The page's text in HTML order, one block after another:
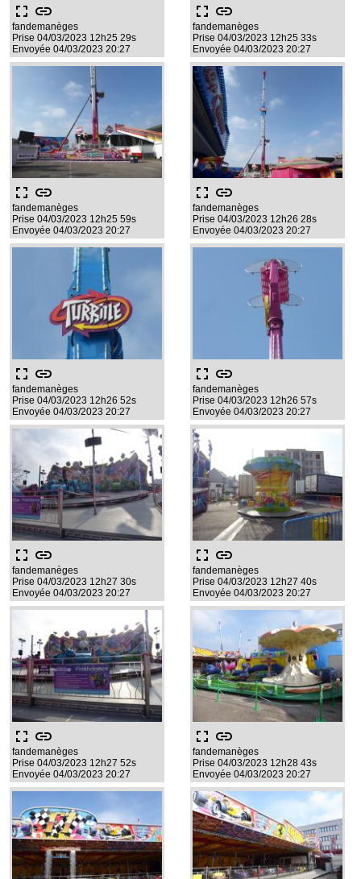
fullscreen link
fandemanèges
Prise 04/03/2023 12h25 29s
Envoyée 04/03/2023 20:27
fullscreen link
fandemanèges
Prise 04/03/2023 12h25 33s
Envoyée 04/03/2023 20:27
fullscreen link
fandemanèges
Prise 04/03/2023 12h25 59s
Envoyée 04/03/2023 20:27
fullscreen link
fandemanèges
Prise 04/03/2023 12h26 28s
Envoyée 04/03/2023 20:27
fullscreen link
fandemanèges
Prise 04/03/2023 12h26 52s
Envoyée 04/03/2023 20:27
fullscreen link
fandemanèges
Prise 04/03/2023 12h26 57s
Envoyée 04/03/2023 20:27
fullscreen link
fandemanèges
Prise 04/03/2023 12h27 30s
Envoyée 04/03/2023 20:27
fullscreen link
fandemanèges
Prise 04/03/2023 12h27 40s
Envoyée 04/03/2023 20:27
fullscreen link
fandemanèges
Prise 04/03/2023 12h27 52s
Envoyée 04/03/2023 20:27
fullscreen link
fandemanèges
Prise 04/03/2023 12h28 43s
Envoyée 04/03/2023 20:27